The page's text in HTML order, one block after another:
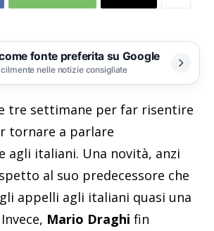
fonte preferita su Google
nelle notizie consigliate
tre settimane per far risentire
tornare a parlare
agli italiani. Una novità, anzi
al suo predecessore che
appelli agli italiani quasi una
Mario Draghi fin